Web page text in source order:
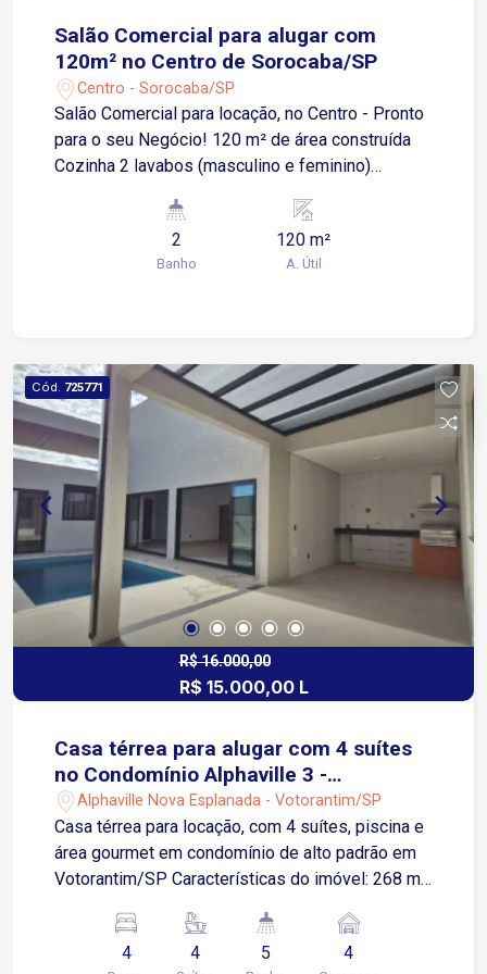
Salão Comercial para alugar com
120m² no Centro de Sorocaba/SP
Centro - Sorocaba/SP
Salão Comercial para locação, no Centro - Pronto
para o seu Negócio! 120 m² de área construída
Cozinha 2 lavabos (masculino e feminino)
pessoas e veículos A poucos metros do Terminal
Rodoviário A apenas 1 minuto da Avenida
Comendador Pereira Inácio Diferencial: Há
possível negociar a retirada completa dos
móveis. Eletrodomésticos à parte.
2
Banho
120 m²
A. Útil
Cód. 725771
R$ 16.000,00
R$ 15.000,00 L
Casa térrea para alugar com 4 suítes
no Condomínio Alphaville 3 -
Votorantim
Alphaville Nova Esplanada - Votorantim/SP
Casa térrea para locação, com 4 suítes, piscina e
área gourmet em condomínio de alto padrão em
Votorantim/SP Características do imóvel: 268 m²
Piscina privativa 4 suítes (sendo a da frente
reversível para escritório) Lavabo e banheiro de
4 4 5 4